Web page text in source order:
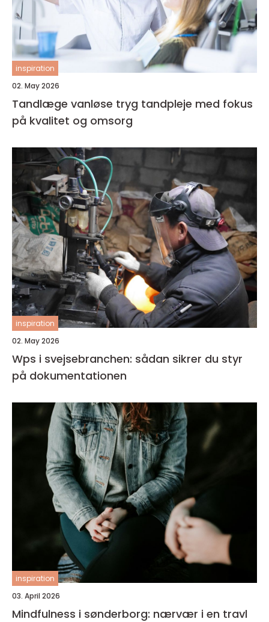
inspiration
02. May 2026
Tandlæge vanløse tryg tandpleje med fokus
på kvalitet og omsorg
inspiration
02. May 2026
Wps i svejsebranchen: sådan sikrer du styr
på dokumentationen
inspiration
03. April 2026
Mindfulness i sønderborg: nærvær i en travl